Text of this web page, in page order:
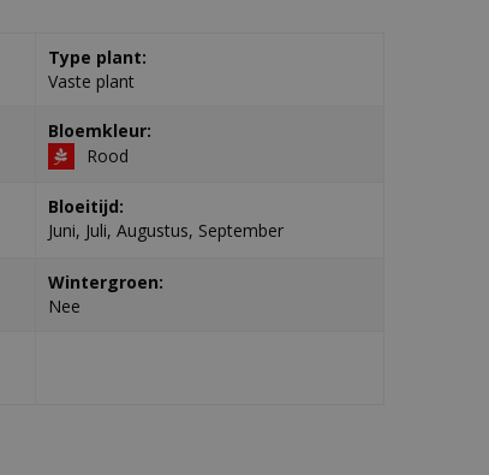
Type plant:
Vaste plant
Bloemkleur:
Rood
Bloeitijd:
Juni, Juli, Augustus, September
Wintergroen:
Nee